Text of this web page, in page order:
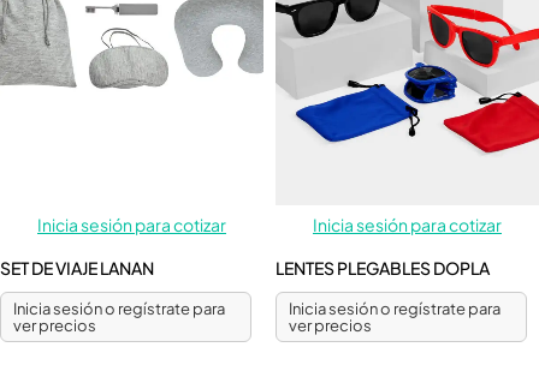
Inicia sesión para cotizar
SET DE VIAJE LANAN
Inicia sesión o regístrate para
ver precios
Inicia sesión para cotizar
LENTES PLEGABLES DOPLA
Inicia sesión o regístrate para
ver precios